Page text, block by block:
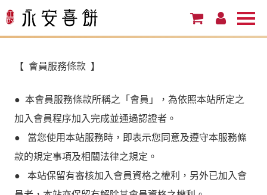
【 會員服務條款 】
● 本會員服務條款所稱之「會員」，為依照本站所定之
加入會員程序加入完成並通過認證者。
● 當您使用本站服務時，即表示您同意及遵守本服務條
款的規定事項及相關法律之規定。
● 本站保留有審核加入會員資格之權利，另外已加入會